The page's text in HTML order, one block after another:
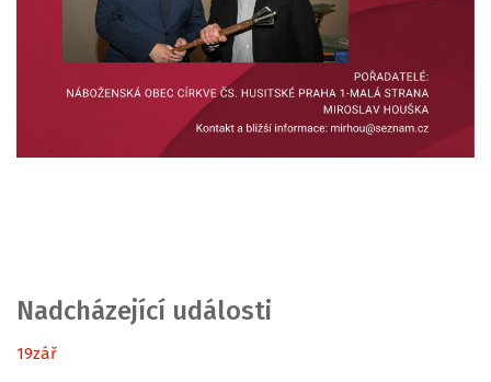
Nadcházející události
19zář